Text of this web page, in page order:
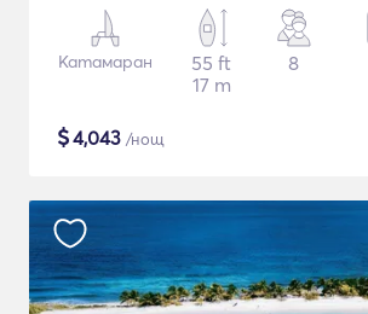
Катамаран
55 ft
17 m
8
$4,043 /нощ